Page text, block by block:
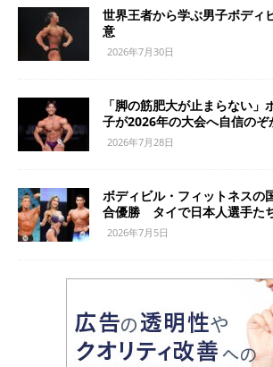
世界王者から学ぶ男子ボディ
意
2026年7月30日
「脚の筋肥大が止まらない
子が2026年の大会へ自信のぞ
2026年7月28日
ボディビル・フィットネスの
合優勝 タイで日本人選手た
2026年7月5日